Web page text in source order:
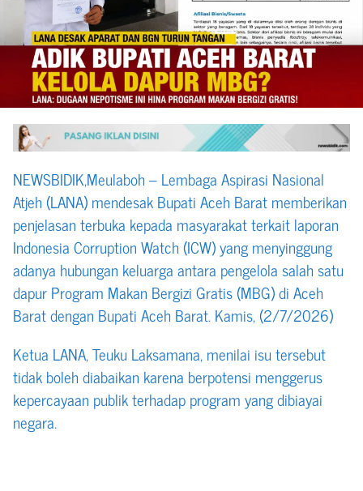
NEWSBIDIK,Meulaboh – Lembaga Aspirasi Nasional
Atjeh (LANA) mendesak Bupati Aceh Barat memberikan
penjelasan terbuka kepada masyarakat terkait laporan
Indonesia Corruption Watch (ICW) yang menyinggung
adanya hubungan keluarga antara pengelola salah satu
dapur Program Makan Bergizi Gratis (MBG) di Aceh
Barat dengan Bupati Aceh Barat. Kamis, (2/7/2026)
Ketua LANA, Teuku Laksamana, menilai isu tersebut
tidak boleh diabaikan karena berpotensi menggerus
kepercayaan publik terhadap program yang dibiayai
negara.